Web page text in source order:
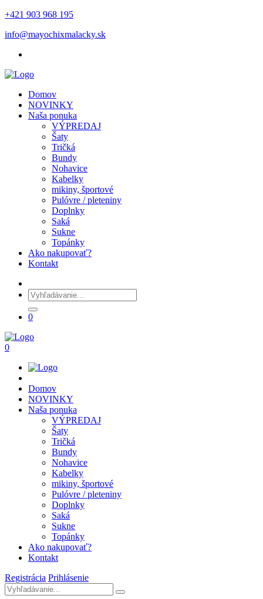
+421 903 968 195
info@mayochixmalacky.sk
Domov
NOVINKY
Naša ponuka
VÝPREDAJ
Šaty
Tričká
Bundy
Nohavice
Kabelky
mikiny, športové
Pulóvre / pleteniny
Doplnky
Saká
Sukne
Topánky
Ako nakupovať?
Kontakt
0
0
Domov
NOVINKY
Naša ponuka
VÝPREDAJ
Šaty
Tričká
Bundy
Nohavice
Kabelky
mikiny, športové
Pulóvre / pleteniny
Doplnky
Saká
Sukne
Topánky
Ako nakupovať?
Kontakt
Registrácia Prihlásenie